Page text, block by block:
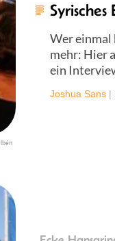
Wer einmal
mehr: Hier
ein
Joshua Sans |